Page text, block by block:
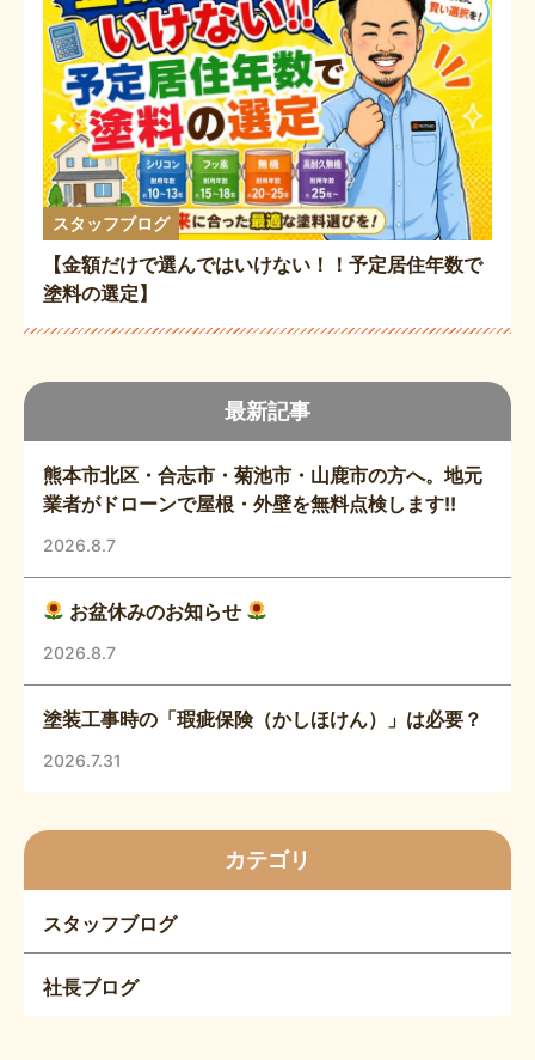
最新記事
熊本市北区・合志市・菊池市・山鹿市の方へ。地元
業者がドローンで屋根・外壁を無料点検します!!
2026.8.7
お盆休みのお知らせ
2026.8.7
塗装工事時の「瑕疵保険（かしほけん）」は必要？
2026.7.31
カテゴリ
スタッフブログ
社長ブログ
スタッフブログ
【金額だけで選んではいけない！！予定居住年数で
塗料の選定】